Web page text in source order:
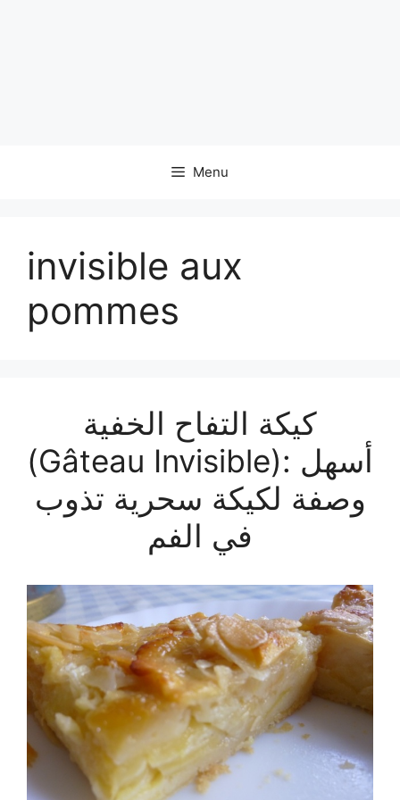
Menu
invisible aux
pommes
كيكة التفاح الخفية
(Gâteau Invisible): أسهل
وصفة لكيكة سحرية تذوب
في الفم